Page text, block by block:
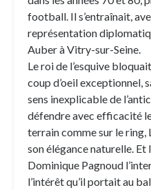
football. Il s’entraînait,
représentation
Auber à Vitry-sur-Seine.
Le roi de l’esquive
coup d’oeil exceptionnel,
sens inexplicable de
défendre avec efficacité
terrain comme sur le
son élégance naturelle.
Dominique Pagnoud
l’intérêt qu’il portait au